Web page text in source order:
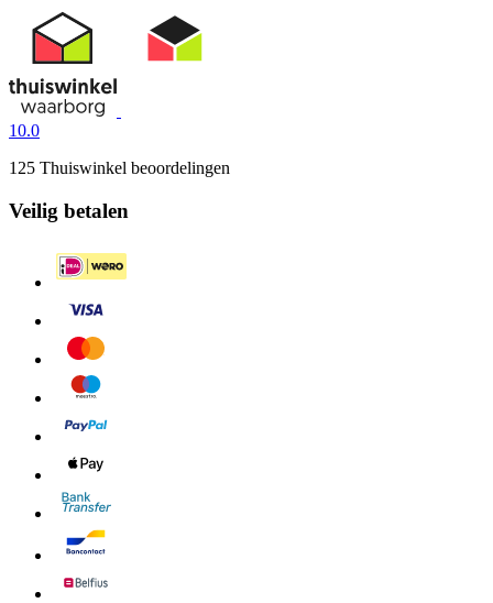
10.0
125 Thuiswinkel beoordelingen
Veilig betalen